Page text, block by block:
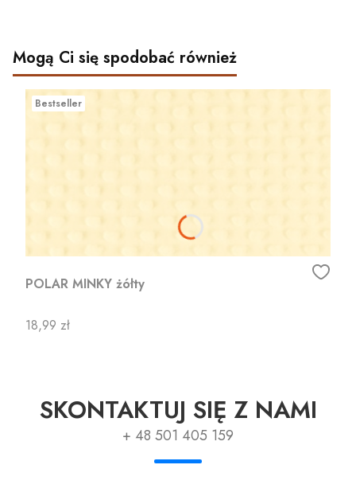
Mogą Ci się spodobać również
Bestseller
POLAR MINKY żółty
Cena
18,99 zł
SKONTAKTUJ SIĘ Z NAMI
+ 48 501 405 159